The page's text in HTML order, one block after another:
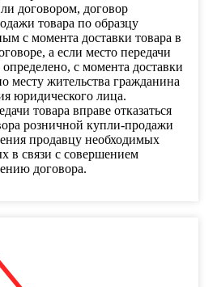
договором, договор
товара по образцу
с момента доставки товара в
а если место передачи
с момента доставки
месту жительства гражданина
юридического лица.
товара вправе отказаться
розничной купли-продажи
продавцу необходимых
в связи с совершением
договора.